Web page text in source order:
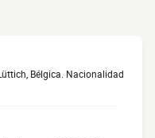
Bélgica. Nacionalidad